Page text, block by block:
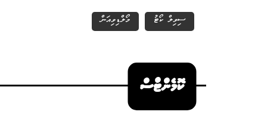
ސިވިލް ކޯޓު މޯލްޑިވިއަން
ކޮމެންޓްސް